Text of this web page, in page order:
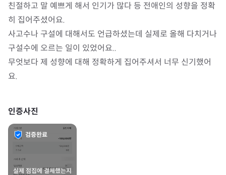
친절하고 말 예쁘게 해서 인기가 많다 등 전애인의 성향을 정확
히 집어주셨어요.
사고수나 구설에 대해서도 언급하셨는데 실제로 올해 다치거나
구설수에 오르는 일이 있었어요..
무엇보다 제 성향에 대해 정확하게 집어주셔서 너무 신기했어
요.
인증사진
검증완료
실제 점집에 결제했는지